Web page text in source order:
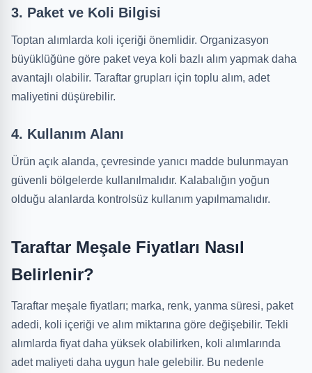
3. Paket ve Koli Bilgisi
Toptan alımlarda koli içeriği önemlidir. Organizasyon
büyüklüğüne göre paket veya koli bazlı alım yapmak daha
avantajlı olabilir. Taraftar grupları için toplu alım, adet
maliyetini düşürebilir.
4. Kullanım Alanı
Ürün açık alanda, çevresinde yanıcı madde bulunmayan
güvenli bölgelerde kullanılmalıdır. Kalabalığın yoğun
olduğu alanlarda kontrolsüz kullanım yapılmamalıdır.
Taraftar Meşale Fiyatları Nasıl
Belirlenir?
Taraftar meşale fiyatları; marka, renk, yanma süresi, paket
adedi, koli içeriği ve alım miktarına göre değişebilir. Tekli
alımlarda fiyat daha yüksek olabilirken, koli alımlarında
adet maliyeti daha uygun hale gelebilir. Bu nedenle